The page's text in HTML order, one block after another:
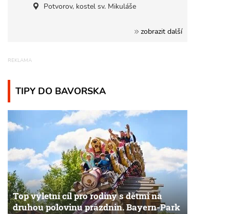
Potvorov, kostel sv. Mikuláše
zobrazit další
TIPY DO BAVORSKA
Top výletní cíl pro rodiny s dětmi na
druhou polovinu prázdnin. Bayern-Park